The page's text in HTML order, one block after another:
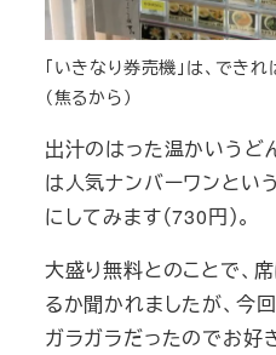
「いきなり券売機」は、でき
（焦るから）
出汁のはった温かいうど
は人気ナンバーワンという
にしてみます（730円）。
大盛り無料とのことで、
るか聞かれましたが、今
ガラガラだったのでお好